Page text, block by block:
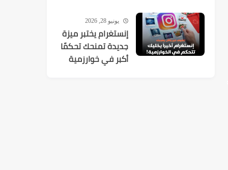
يونيو 28, 2026
إنستغرام يختبر ميزة
جديدة تمنحك تحكمًا
أكبر في خوارزمية